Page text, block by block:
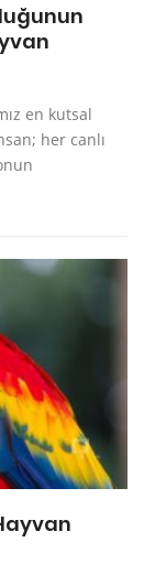
en kutsal
her canlı